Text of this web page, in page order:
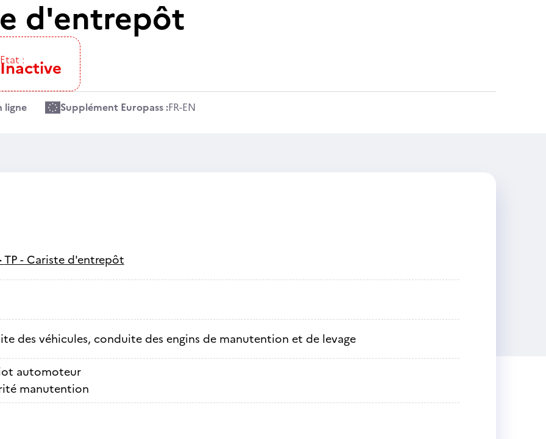
d'entrepôt
Etat :
Inactive
ligne Supplément Europass :FR-EN
TP - Cariste d'entrepôt
des véhicules, conduite des engins de manutention et de levage
automoteur
manutention